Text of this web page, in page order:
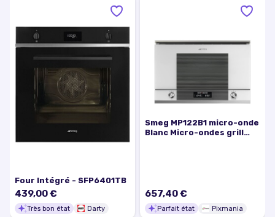
Four Intégré - SFP6401TB
439,00 €
Très bon état Darty
Smeg MP122B1 micro-onde
Blanc Micro-ondes grill
657,40 €
Parfait état Pixmania